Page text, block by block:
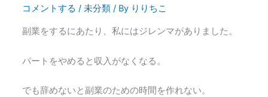
コメントする /未分類 / By りりちこ
副業をするにあたり、私にはジレンマがありました。
パートをやめると収入がなくなる。
でも辞めないと副業のための時間を作れない。